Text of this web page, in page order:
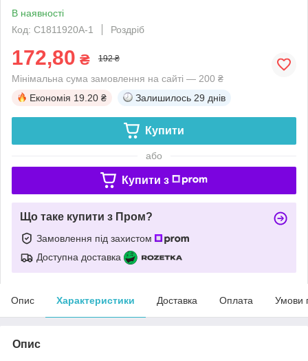
В наявності
Код: C1811920A-1
Роздріб
172,80 ₴ 192 ₴
Мінімальна сума замовлення на сайті — 200 ₴
Економія 19.20 ₴ Залишилось 29 днів
Купити
або
Купити з
Що таке купити з Пром?
Замовлення під захистом
Доступна доставка
Опис Характеристики Доставка Оплата Умови
Опис